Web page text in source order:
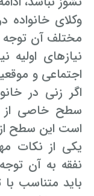
وکلای خانواده
مختلف آن توجه
نیازهای
اجتماعی و
اگر زنی در
سطح خاصی از
است این سطح از
یکی از نکات
نفقه به آن
باید متناسب